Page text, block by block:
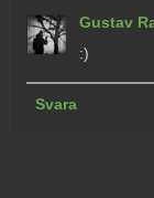
Gustav
:)
Svara